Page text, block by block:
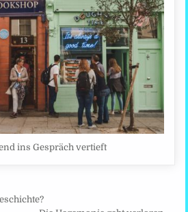
ins Gespräch vertieft